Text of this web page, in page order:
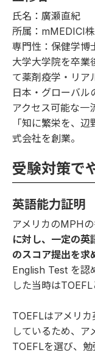
氏名：廣瀬直紀
所属：mMEDICI
専門性：保健学博
大学大学院を卒業
て薬剤疫学・リア
日本・グローバル
アクセス可能な一
「知に繁栄を、
式会社を創業。
受験対策で
英語能力証明
アメリカのMPHの
に対し、一定の英
のスコア提出を求
English Test を認
した当時はTOEFL
TOEFLはアメリ
しているため、
TOEFLを選び、勉